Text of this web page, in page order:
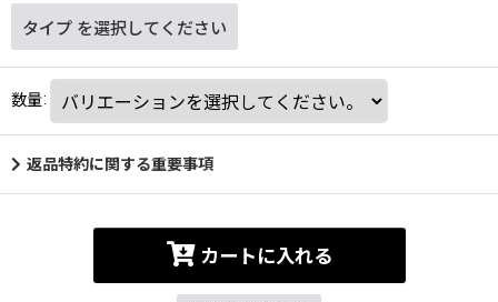
タイプ を選択してください
数量:
返品特約に関する重要事項
カートに入れる